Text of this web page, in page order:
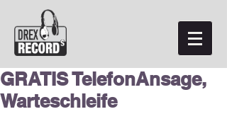
GRATIS TelefonAnsage,
Warteschleife